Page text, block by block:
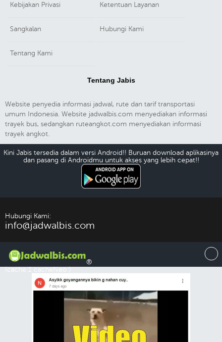
Kebijakan Privasi Ketentuan Layanan
Sangkalan Hubungi Kami
Tentang Kami
Tentang Jabis
Website penyedia informasi jadwal, rute dan tarif transportasi
umum Indonesia. Website jadwalbis.com menyediakan informasi
trayek bus, sedangkan ruteangkot.com menyediakan informasi
trayek angkot.
Kini Jabis tersedia dalam versi Android!! Buruan download aplikasinya
dan pasang di Androidmu untuk akses yang lebih cepat!!
Hubungi Kami:
info@jadwalbis.com
®
(cache:1 cacheNeo:)